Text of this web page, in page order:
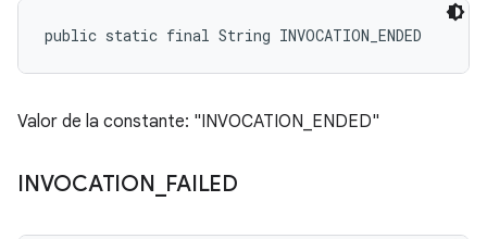
public static final String INVOCATION_ENDED
Valor de la constante: "INVOCATION_ENDED"
INVOCATION FAILED